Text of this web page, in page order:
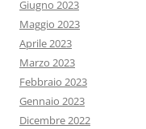
Giugno 2023
Maggio 2023
Aprile 2023
Marzo 2023
Febbraio 2023
Gennaio 2023
Dicembre 2022